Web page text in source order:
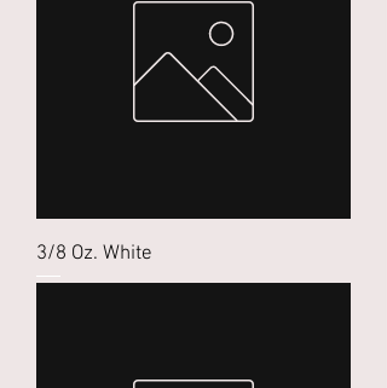
3/8 Oz. White